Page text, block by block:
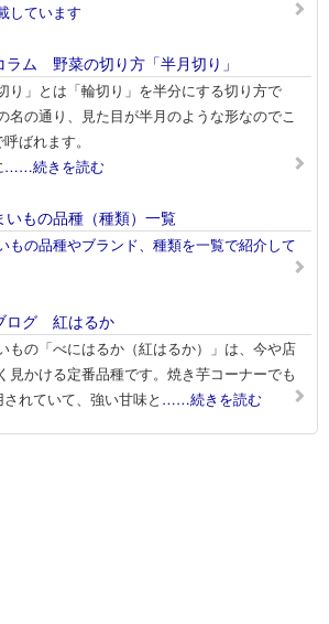
しています
ラム 野菜の切り方「半月切り」
り」とは「輪切り」を半分にする切り方で
名の通り、見た目が半月のような形なのでこ
ばれます。
……続きを読む
いもの品種（種類）一覧
もの品種やブランド、種類を一覧で紹介して
ログ 紅はるか
もの「べにはるか（紅はるか）」は、今や店
見かける定番品種です。焼き芋コーナーでも
れていて、強い甘味と ……続きを読む